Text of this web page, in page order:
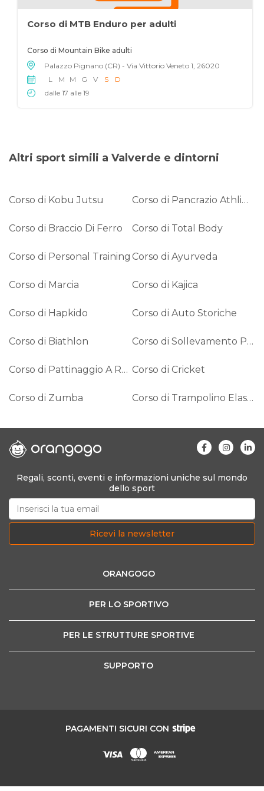
Corso di MTB Enduro per adulti
Corso di Mountain Bike adulti
Palazzo Pignano (CR) - Via Vittorio Veneto 1, 26020
L
M M G V S
D
dalle 17 alle 19
Altri sport simili a Valverde e dintorni
Corso di Kobu Jutsu Corso di Pancrazio Athlima
Corso di Braccio Di Ferro Corso di Total Body
Corso di Personal Training Corso di Ayurveda
Corso di Marcia Corso di Kajica
Corso di Hapkido Corso di Auto Storiche
Corso di Biathlon Corso di Sollevamento Pesi
Corso di Pattinaggio A Rotelle Corso di Cricket
Corso di Zumba Corso di Trampolino Elastico
Regali, sconti, eventi e informazioni uniche sul mondo
dello sport
Ricevi la newsletter
ORANGOGO
PER LO SPORTIVO
PER LE STRUTTURE SPORTIVE
SUPPORTO
PAGAMENTI SICURI CON